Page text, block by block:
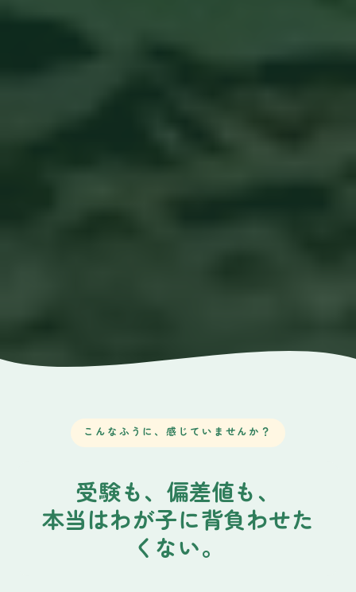
こんなふうに、感じていませんか？
受験も、偏差値も、
本当はわが子に背負わせた
くない。